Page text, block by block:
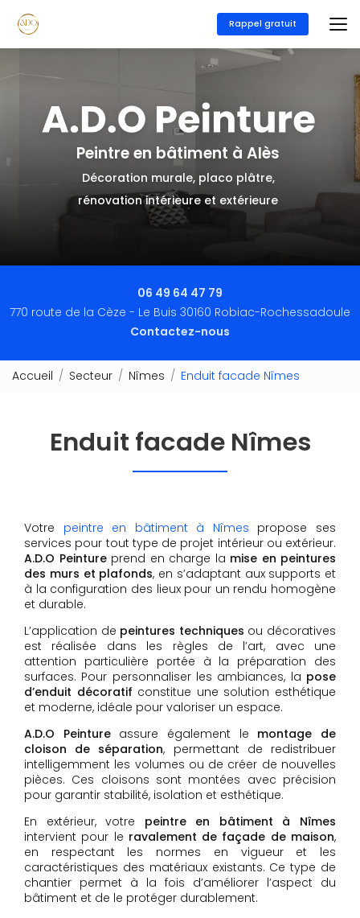
contenu
principal
Rappel gratuit
Peintre en bâtiment à Alès
Décoration murale, placo plâtre,
rénovation intérieure et extérieure
06 49 64 47 79
770 route de la Cèze - Le Buis 30160 Robiac-Rochessadoule
Contactez-nous
Accueil Secteur Nîmes Enduit facade Nîmes
Enduit facade Nîmes
Votre peintre en bâtiment à Nîmes propose ses
services pour tout type de projet intérieur ou extérieur.
A.D.O Peintureprend en charge la mise en peintures
des murs et plafonds, en s’adaptant aux supports et
à la configuration des lieux pour un rendu homogène
et durable.
L’application de peintures techniques ou décoratives
est réalisée dans les règles de l’art, avec une
attention particulière portée à la préparation des
surfaces. Pour personnaliser les ambiances, la pose
d’enduit décoratif constitue une solution esthétique
et moderne, idéale pour valoriser un espace.
A.D.O Peintureassure également le montage de
cloison de séparation, permettant de redistribuer
intelligemment les volumes ou de créer de nouvelles
pièces. Ces cloisons sont montées avec précision
pour garantir stabilité, isolation et esthétique.
En extérieur, votre peintre en bâtiment à Nîmes
intervient pour le ravalement de façade de maison,
en respectant les normes en vigueur et les
caractéristiques des matériaux existants. Ce type de
chantier permet à la fois d’améliorer l’aspect du
bâtiment et de le protéger durablement.